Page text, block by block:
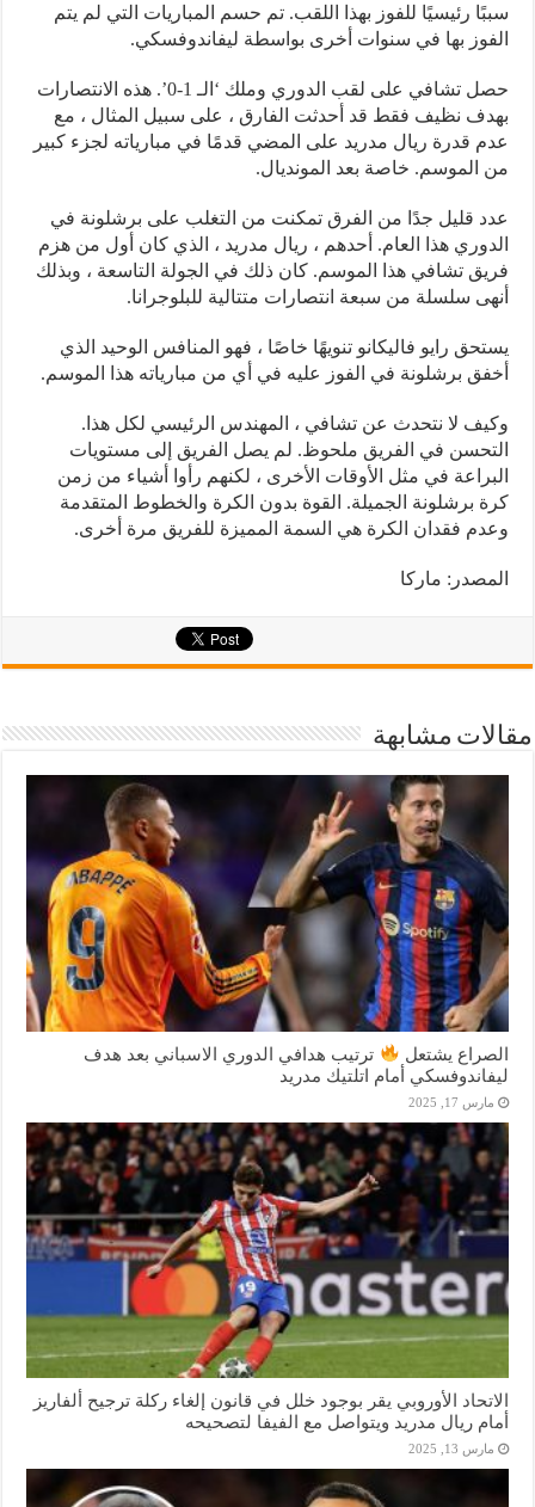
سببًا رئيسيًا للفوز بهذا اللقب. تم حسم المباريات التي لم يتم
الفوز بها في سنوات أخرى بواسطة ليفاندوفسكي.
حصل تشافي على لقب الدوري وملك ‘الـ 1-0’. هذه الانتصارات
بهدف نظيف فقط قد أحدثت الفارق ، على سبيل المثال ، مع
عدم قدرة ريال مدريد على المضي قدمًا في مبارياته لجزء كبير
من الموسم. خاصة بعد المونديال.
عدد قليل جدًا من الفرق تمكنت من التغلب على برشلونة في
الدوري هذا العام. أحدهم ، ريال مدريد ، الذي كان أول من هزم
فريق تشافي هذا الموسم. كان ذلك في الجولة التاسعة ، وبذلك
أنهى سلسلة من سبعة انتصارات متتالية للبلوجرانا.
يستحق رايو فاليكانو تنويهًا خاصًا ، فهو المنافس الوحيد الذي
أخفق برشلونة في الفوز عليه في أي من مبارياته هذا الموسم.
وكيف لا نتحدث عن تشافي ، المهندس الرئيسي لكل هذا.
التحسن في الفريق ملحوظ. لم يصل الفريق إلى مستويات
البراعة في مثل الأوقات الأخرى ، لكنهم رأوا أشياء من زمن
كرة برشلونة الجميلة. القوة بدون الكرة والخطوط المتقدمة
وعدم فقدان الكرة هي السمة المميزة للفريق مرة أخرى.
المصدر: ماركا
مقالات مشابهة
الصراع يشتعل
ترتيب هدافي الدوري الاسباني بعد هدف
ليفاندوفسكي أمام اتلتيك مدريد
مارس 17, 2025
الاتحاد الأوروبي يقر بوجود خلل في قانون إلغاء ركلة ترجيح ألفاريز
أمام ريال مدريد ويتواصل مع الفيفا لتصحيحه
مارس 13, 2025